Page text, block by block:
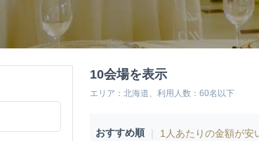
10会場を表示
エリア：北海道、利用人数：60名以下
おすすめ順 1人あたりの金額が安